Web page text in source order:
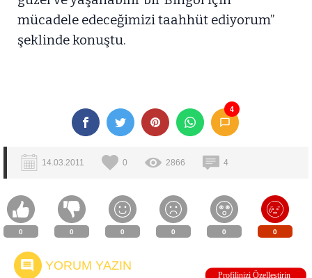
mücadele edeceğimizi taahhüt ediyorum”
şeklinde konuştu.
4
14.03.2011 0 2866 4
0 0 0 0 0 0
YORUM YAZIN